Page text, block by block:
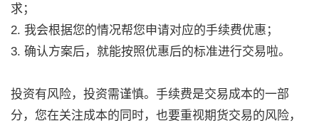
求；
2. 我会根据您的情况帮您申请对应的手续费优惠；
3. 确认方案后，就能按照优惠后的标准进行交易啦。
投资有风险，投资需谨慎。手续费是交易成本的一部
分，您在关注成本的同时，也要重视期货交易的风险，